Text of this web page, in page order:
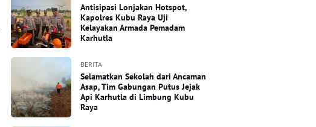
Antisipasi Lonjakan Hotspot,
Kapolres Kubu Raya Uji
Kelayakan Armada Pemadam
Karhutla
BERITA
Selamatkan Sekolah dari Ancaman
Asap, Tim Gabungan Putus Jejak
Api Karhutla di Limbung Kubu
Raya